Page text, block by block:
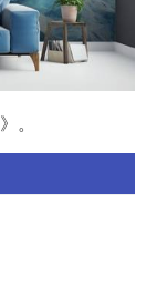
》。